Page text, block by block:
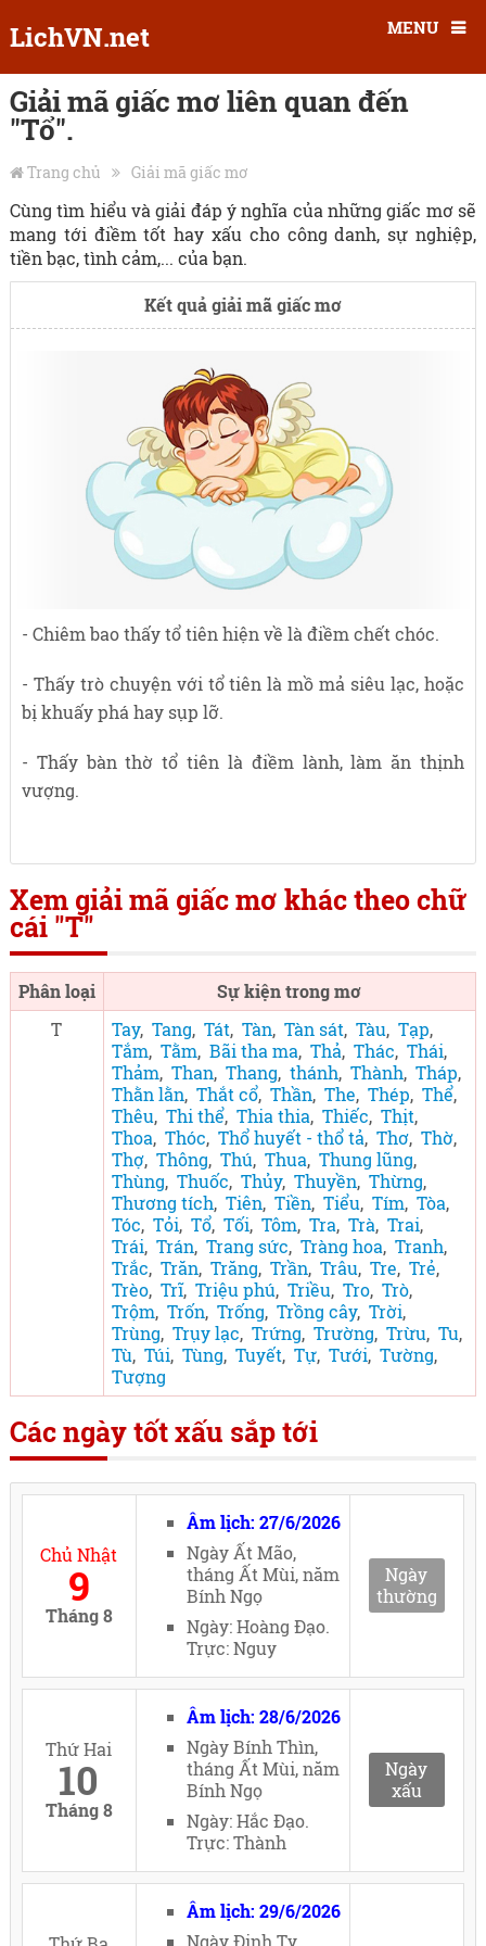
LichVN.net MENU
Giải mã giấc mơ liên quan đến
"Tổ".
Trang chủ Giải mã giấc mơ
Cùng tìm hiểu và giải đáp ý nghĩa của những giấc mơ sẽ
mang tới điềm tốt hay xấu cho công danh, sự nghiệp,
tiền bạc, tình cảm,... của bạn.
Kết quả giải mã giấc mơ
- Chiêm bao thấy tổ tiên hiện về là điềm chết chóc.
- Thấy trò chuyện với tổ tiên là mồ mả siêu lạc, hoặc
bị khuấy phá hay sụp lỡ.
- Thấy bàn thờ tổ tiên là điềm lành, làm ăn thịnh
vượng.
Xem giải mã giấc mơ khác theo chữ
cái "T"
Phân loại
Sự kiện trong mơ
T
Tay, Tang, Tát, Tàn, Tàn sát, Tàu, Tạp,
Tắm, Tằm, Bãi tha ma, Thả, Thác, Thái,
Thảm, Than, Thang, thánh, Thành, Tháp,
Thằn lằn, Thắt cổ, Thần, The, Thép, Thể,
Thêu, Thi thể, Thia thia, Thiếc, Thịt,
Thoa, Thóc, Thổ huyết - thổ tả, Thơ, Thờ,
Thợ, Thông, Thú, Thua, Thung lũng,
Thùng, Thuốc, Thủy, Thuyền, Thừng,
Thương tích, Tiên, Tiền, Tiểu, Tím, Tòa,
Tóc, Tỏi, Tổ, Tối, Tôm, Tra, Trà, Trai,
Trái, Trán, Trang sức, Tràng hoa, Tranh,
Trắc, Trăn, Trăng, Trần, Trâu, Tre, Trẻ,
Trèo, Trĩ, Triệu phú, Triều, Tro, Trò,
Trộm, Trốn, Trống, Trồng cây, Trời,
Trùng, Trụy lạc, Trứng, Trường, Trừu, Tu,
Tù, Túi, Tùng, Tuyết, Tự, Tưới, Tường,
Tượng
Các ngày tốt xấu sắp tới
Chủ Nhật
9
Tháng 8
Âm lịch: 27/6/2026
Ngày Ất Mão,
tháng Ất Mùi, năm
Bính Ngọ
Ngày: Hoàng Đạo.
Trực: Nguy
Ngày
thường
Thứ Hai
10
Tháng 8
Âm lịch: 28/6/2026
Ngày Bính Thìn,
tháng Ất Mùi, năm
Bính Ngọ
Ngày: Hắc Đạo.
Trực: Thành
Ngày
xấu
Âm lịch: 29/6/2026
Ngày Đinh Tỵ,